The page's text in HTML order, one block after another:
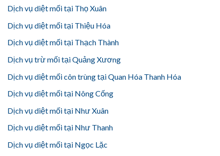
Dịch vụ diệt mối tại Thọ Xuân
Dịch vụ diệt mối tại Thiệu Hóa
Dịch vụ diệt mối tại Thạch Thành
Dịch vụ trừ mối tại Quảng Xương
Dịch vụ diệt mối côn trùng tại Quan Hóa Thanh Hóa
Dịch vụ diệt mối tại Nông Cống
Dịch vụ diệt mối tại Như Xuân
Dịch vụ diệt mối tại Như Thanh
Dịch vụ diệt mối tại Ngọc Lặc